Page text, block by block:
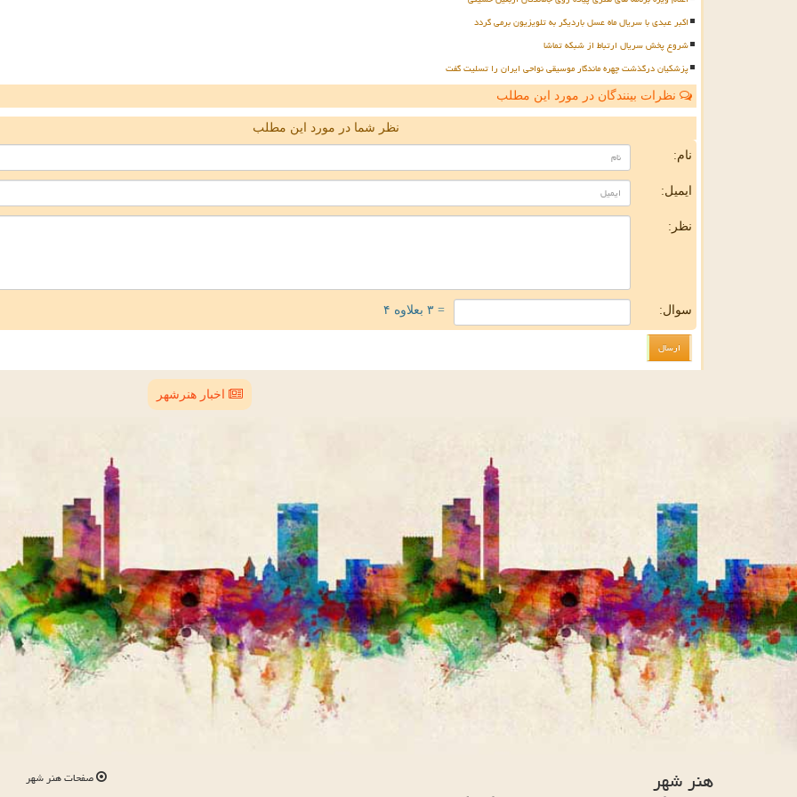
اکبر عبدی با سریال ماه عسل باردیگر به تلویزیون برمی گردد
شروع پخش سریال ارتباط از شبکه تماشا
پزشکیان درگذشت چهره ماندگار موسیقی نواحی ایران را تسلیت گفت
نظرات بینندگان در مورد این مطلب
نظر شما در مورد این مطلب
نام:
ایمیل:
نظر:
سوال: = ۳ بعلاوه ۴
اخبار هنرشهر
هنر شهر صفحات هنر شهر